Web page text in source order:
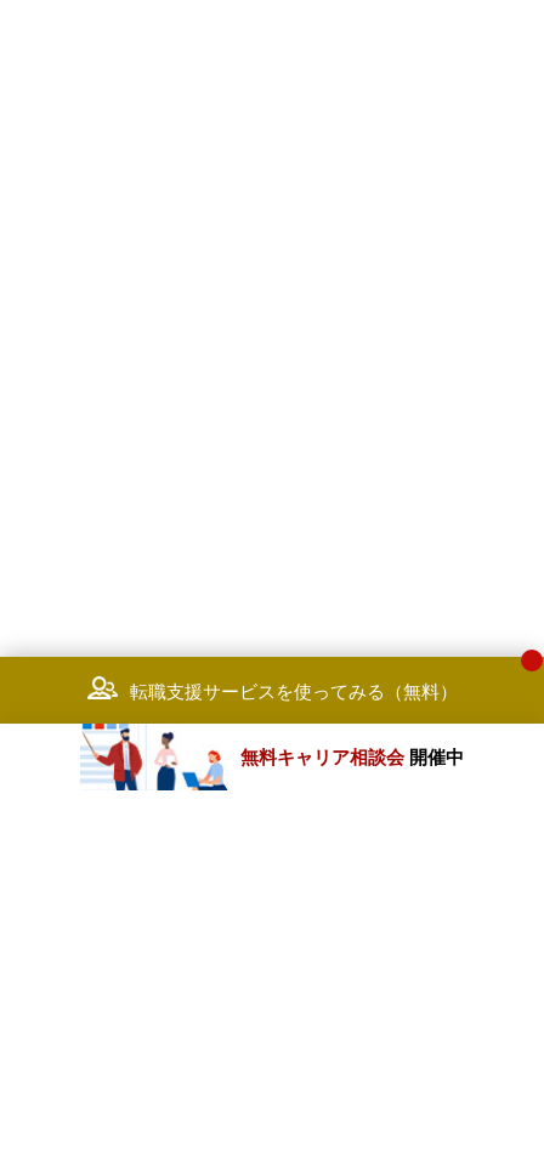
転職支援サービスを使ってみる（無料）
無料キャリア相談会 開催中